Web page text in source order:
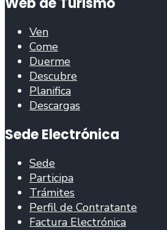
Ven
Come
Duerme
Descubre
Planifica
Descargas
Sede Electrónica
Sede
Participa
Trámites
Perfil de Contratante
Factura Electrónica